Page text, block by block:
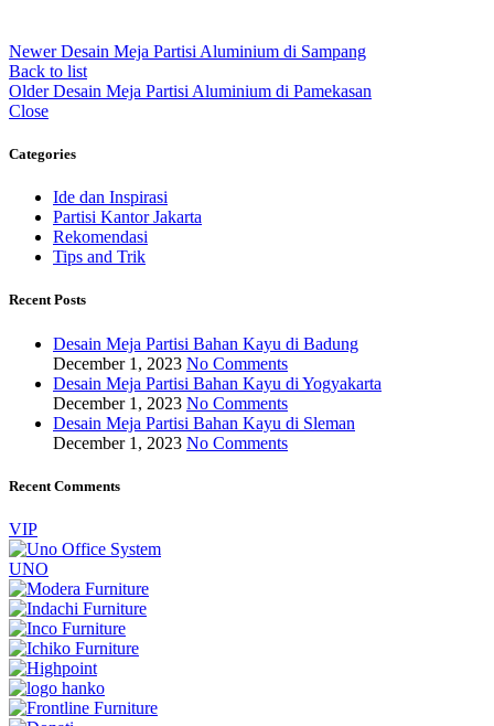
Newer Desain Meja Partisi Aluminium di Sampang
Back to list
Older Desain Meja Partisi Aluminium di Pamekasan
Close
Categories
Ide dan Inspirasi
Partisi Kantor Jakarta
Rekomendasi
Tips and Trik
Recent Posts
Desain Meja Partisi Bahan Kayu di Badung
December 1, 2023 No Comments
Desain Meja Partisi Bahan Kayu di Yogyakarta
December 1, 2023 No Comments
Desain Meja Partisi Bahan Kayu di Sleman
December 1, 2023 No Comments
Recent Comments
VIP
UNO